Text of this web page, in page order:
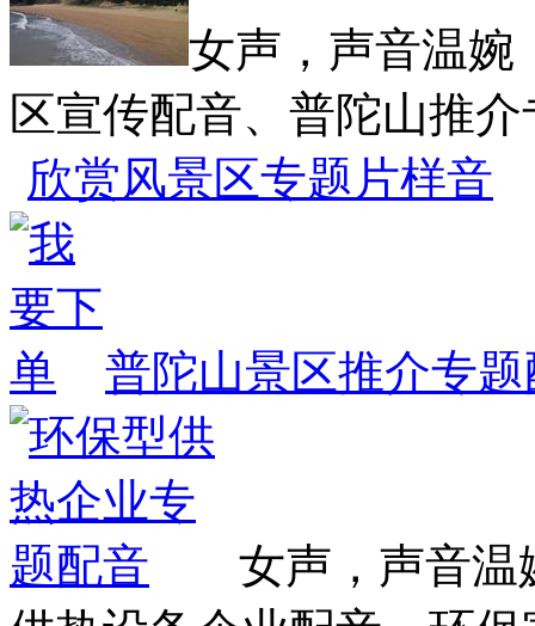
女声，声音温婉
区宣传配音、普陀山推
欣赏风景区专题片样音
普陀山景区推介专题
女声，声音温